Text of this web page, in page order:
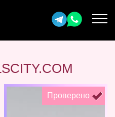
Проверено